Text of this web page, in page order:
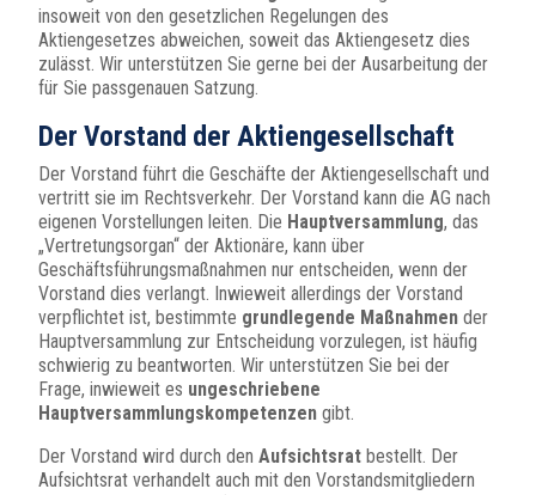
insoweit von den gesetzlichen Regelungen des
Aktiengesetzes abweichen, soweit das Aktiengesetz dies
zulässt. Wir unterstützen Sie gerne bei der Ausarbeitung der
für Sie passgenauen Satzung.
Der Vorstand der Aktiengesellschaft
Der Vorstand führt die Geschäfte der Aktiengesellschaft und
vertritt sie im Rechtsverkehr. Der Vorstand kann die AG nach
eigenen Vorstellungen leiten. Die Hauptversammlung, das
„Vertretungsorgan“ der Aktionäre, kann über
Geschäftsführungsmaßnahmen nur entscheiden, wenn der
Vorstand dies verlangt. Inwieweit allerdings der Vorstand
verpflichtet ist, bestimmte grundlegende Maßnahmen der
Hauptversammlung zur Entscheidung vorzulegen, ist häufig
schwierig zu beantworten. Wir unterstützen Sie bei der
Frage, inwieweit es ungeschriebene
Hauptversammlungskompetenzen gibt.
Der Vorstand wird durch den Aufsichtsrat bestellt. Der
Aufsichtsrat verhandelt auch mit den Vorstandsmitgliedern